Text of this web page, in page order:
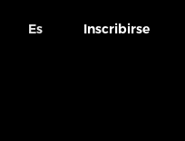
Es Inscribirse